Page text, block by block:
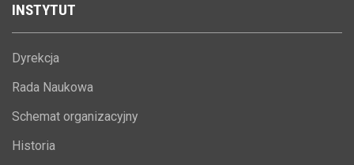
INSTYTUT
Dyrekcja
Rada Naukowa
Schemat organizacyjny
Historia